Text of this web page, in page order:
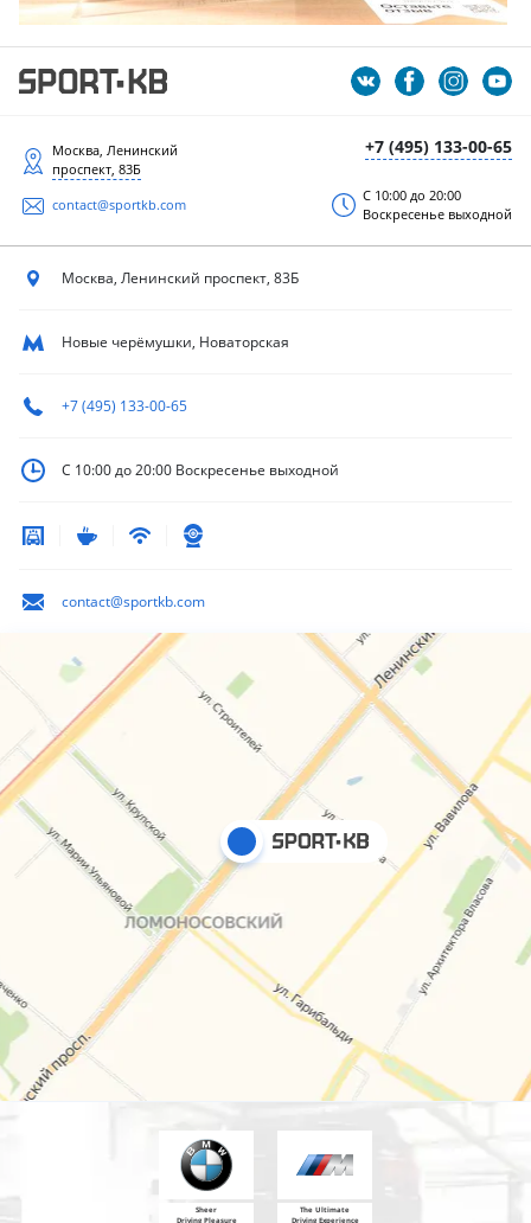
+7 (495) 133-00-65
Москва, Ленинский
проспект, 83Б
contact@sportkb.com
С 10:00 до 20:00
Воскресенье выходной
Москва, Ленинский проспект, 83Б
Новые черёмушки, Новаторская
+7 (495) 133-00-65
С 10:00 до 20:00 Воскресенье выходной
contact@sportkb.com
Sheer
Driving Pleasure
The Ultimate
Driving Experience